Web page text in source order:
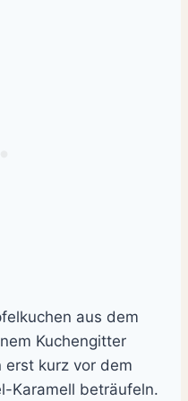
aus dem
Kuchengitter
erst kurz vor dem
Karamell beträufeln.